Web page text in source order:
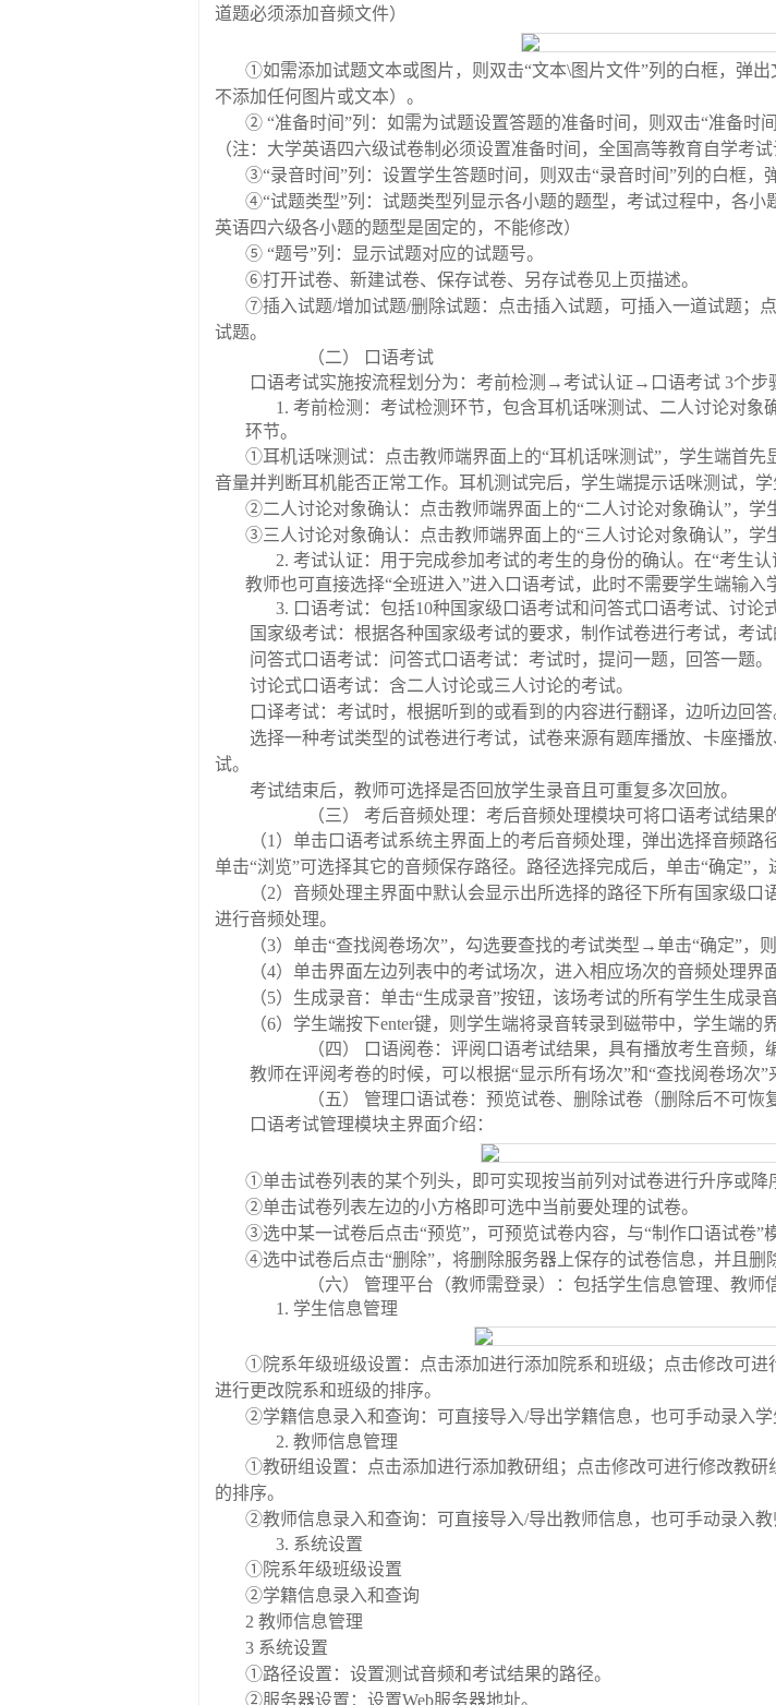
道题必须添加音频文件）
①如需添加试题文本或图片，则双击“文本\图片文件”列的白框，弹
不添加任何图片或文本）。
② “准备时间 ”列：如需为试题设置答题的准备时间，则双击“准备时间
（注：大学英语四六级试卷制必须设置准备时间，全国高等教育自学考试
③“录音时间 ”列：设置学生答题时间，则双击“录音时间 ”列的白框，
④“试题类型”列：试题类型列显示各小题的题型，考试过程中，各
英语四六级各小题的题型是固定的，不能修改）
⑤ “题号”列：显示试题对应的试题号。
⑥打开试卷、新建试卷、保存试卷、另存试卷见上页描述。
⑦插入试题/增加试题/删除试题：点击插入试题，可插入一道试题；
试题。
（二）
口语考试
口语考试实施按流程划分为：考前检测 →考试认证 → 口语考试 3个步
1. 考前检测：考试检测环节，包含耳机话咪测试、二人讨论对
环节。
①耳机话咪测试：点击教师端界面上的“耳机话咪测试”，学生端首先
音量并判断耳机能否正常工作。耳机测试完后，学生端提示话咪测试，学
②二人讨论对象确认：点击教师端界面上的“二人讨论对象确认”，学
③三人讨论对象确认：点击教师端界面上的“三人讨论对象确认”，学
2. 考试认证：用于完成参加考试的考生的身份的确认。在“考生认
教师也可直接选择“全班进入”进入口语考试，此时不需要学生端输入
3. 口语考试：包括10种国家级口语考试和问答式口语考试、讨论
国家级考试：根据各种国家级考试的要求，制作试卷进行考试，考
问答式口语考试：问答式口语考试：考试时，提问一题，回答一题。
讨论式口语考试：含二人讨论或三人讨论的考试。
口译考试：考试时，根据听到的或看到的内容进行翻译，边听边回答
选择一种考试类型的试卷进行考试，试卷来源有题库播放、卡座播
试。
考试结束后，教师可选择是否回放学生录音且可重复多次回放。
（三） 考后音频处理：考后音频处理模块可将口语考试结果
（1 ）单击口语考试系统主界面上的考后音频处理，弹出选择音频路
单击“浏览”可选择其它的音频保存路径。路径选择完成后，单击“确定”，
（2）音频处理主界面中默认会显示出所选择的路径下所有国家级
进行音频处理。
（3）单击“查找阅卷场次”，勾选要查找的考试类型 → 单击“确定”，
（4）单击界面左边列表中的考试场次，进入相应场次的音频处理界面
（5）生成录音：单击“生成录音”按钮，该场考试的所有学生生成录
（6）学生端按下enter键，则学生端将录音转录到磁带中，学生端的
（四）
口语阅卷：评阅口语考试结果，具有播放考生音频，
教师在评阅考卷的时候，可以根据“显示所有场次”和“查找阅卷场次”
（五） 管理口语试卷：预览试卷、删除试卷（删除后不可恢
口语考试管理模块主界面介绍：
①单击试卷列表的某个列头，即可实现按当前列对试卷进行升序或降
②单击试卷列表左边的小方格即可选中当前要处理的试卷。
③选中某一试卷后点击“预览”，可预览试卷内容，与“制作口语试卷”
④选中试卷后点击“删除”，将删除服务器上保存的试卷信息，并且删
（六） 管理平台（教师需登录）：包括学生信息管理、教师
1. 学生信息管理
①院系年级班级设置 ：点击添加进行添加院系和班级；点击修改可
进行更改院系和班级的排序。
②学籍信息录入和查询 ：可直接导入/导出学籍信息，也可手动录入
2. 教师信息管理
①教研组设置：点击添加进行添加教研组；点击修改可进行修改教
的排序。
②教师信息录入和查询：可直接导入/导出教师信息，也可手动录入
3. 系统设置
①院系年级班级设置
②学籍信息录入和查询
2 教师信息管理
3 系统设置
①路径设置：设置测试音频和考试结果的路径。
②服务器设置：设置Web服务器地址。